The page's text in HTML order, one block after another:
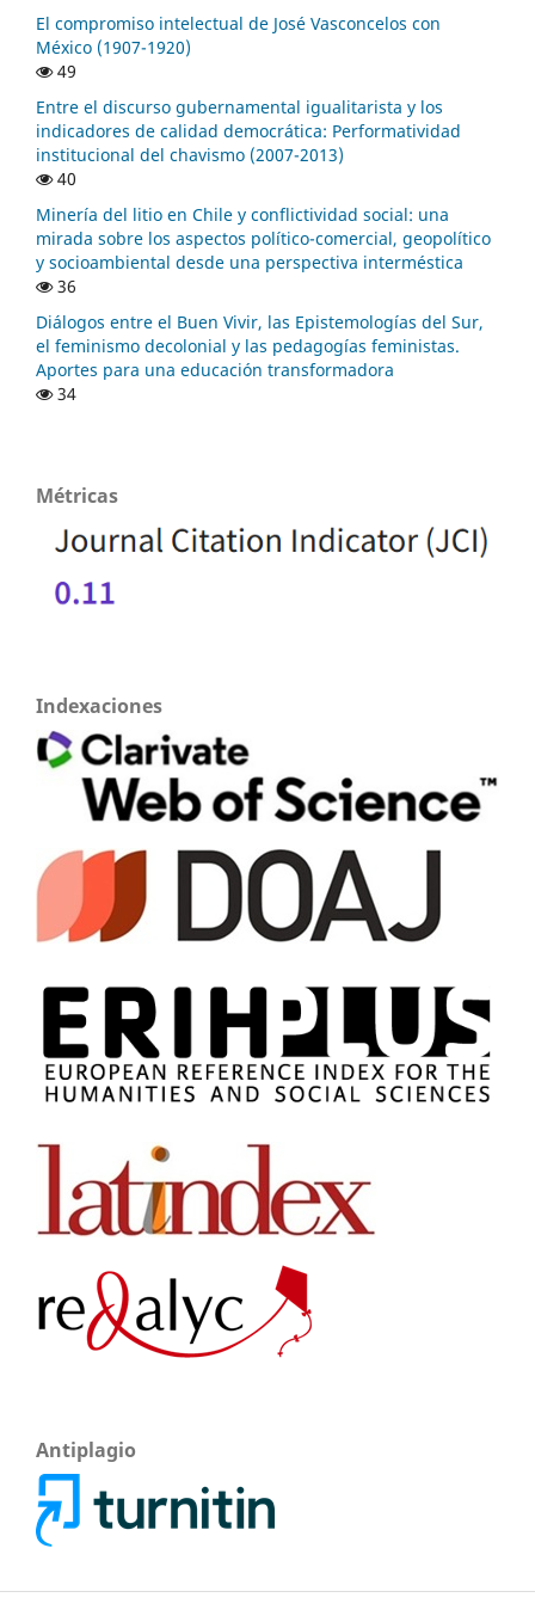
El compromiso intelectual de José Vasconcelos con
México (1907-1920)
49
Entre el discurso gubernamental igualitarista y los
indicadores de calidad democrática: Performatividad
institucional del chavismo (2007-2013)
40
Minería del litio en Chile y conflictividad social: una
mirada sobre los aspectos político-comercial, geopolítico
y socioambiental desde una perspectiva interméstica
36
Diálogos entre el Buen Vivir, las Epistemologías del Sur,
el feminismo decolonial y las pedagogías feministas.
Aportes para una educación transformadora
34
Métricas
Indexaciones
Antiplagio